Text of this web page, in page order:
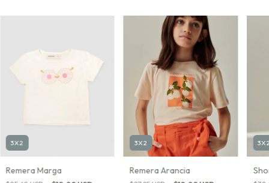
3X2
Remera Marga
3X2
Remera Arancia